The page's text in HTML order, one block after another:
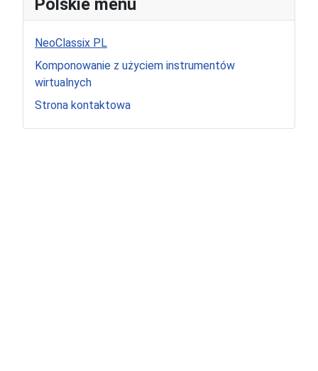
Polskie menu
NeoClassix PL
Komponowanie z użyciem instrumentów
wirtualnych
Strona kontaktowa